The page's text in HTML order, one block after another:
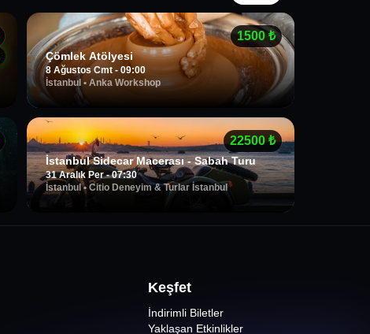
1500₺
Çömlek Atölyesi
8 Ağustos Cmt - 09:00
İstanbul •Anka Workshop
22500₺
İstanbul Sidecar Macerası - Sabah Turu
31 Aralık Per - 07:30
İstanbul•Citio Deneyim & Turlar İstanbul
Keşfet
İndirimli Biletler
Yaklaşan Etkinlikler